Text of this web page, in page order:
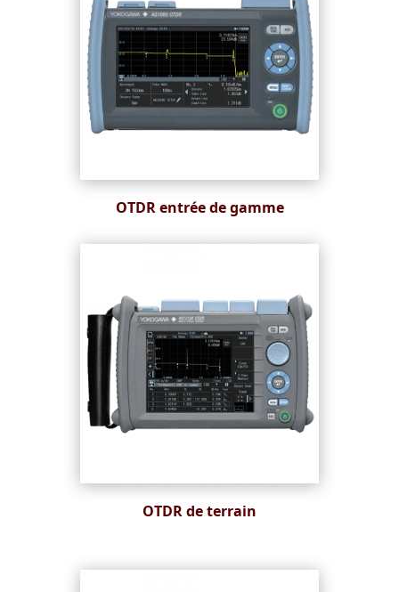
OTDR entrée de gamme
OTDR de terrain